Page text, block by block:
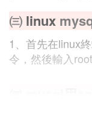
㈢ linux
1、首先在linux
令，然後輸入
㈣ mysql用